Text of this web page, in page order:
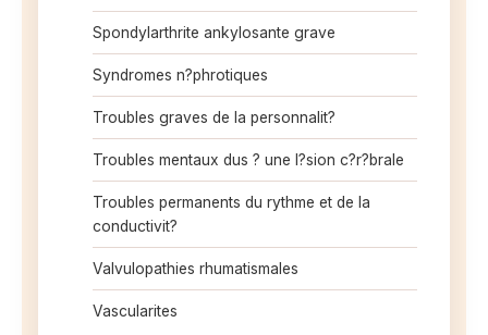
Spondylarthrite ankylosante grave
Syndromes n?phrotiques
Troubles graves de la personnalit?
Troubles mentaux dus ? une l?sion c?r?brale
Troubles permanents du rythme et de la
conductivit?
Valvulopathies rhumatismales
Vascularites